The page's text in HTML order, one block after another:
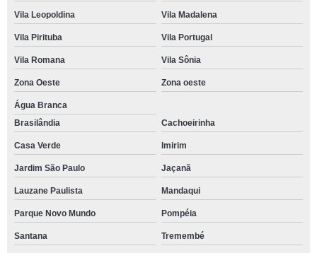
Vila Leopoldina Vila Madalena
Vila Pirituba Vila Portugal
Vila Romana Vila Sônia
Zona Oeste Zona oeste
Água Branca
Brasilândia
Cachoeirinha
Casa Verde Imirim
Jardim São Paulo Jaçanã
Lauzane Paulista Mandaqui
Parque Novo Mundo Pompéia
Santana Tremembé